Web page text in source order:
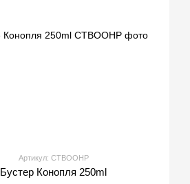
Артикул: CTBOOHP
Бустер Конопля 250ml